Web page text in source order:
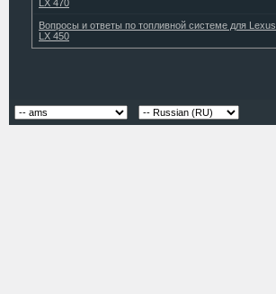
LX 470
Вопросы и ответы по топливной системе для Lexus
LX 450